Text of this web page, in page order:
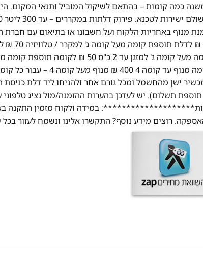
מנוף באחריות הלקוח ועל חשבונו או בתיאום עם
מיוחדות:
הפינוי חינם, מקומה 3 יש תוספת תשלום). יש לעדכן בהערות ההזמנה/מול נציג
במידה ולקוח מזמין התקנה באתר